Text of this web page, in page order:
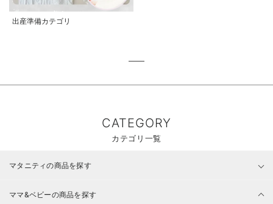
出産準備カテゴリ
CATEGORY
カテゴリ一覧
マタニティの商品を探す
ママ&ベビーの商品を探す